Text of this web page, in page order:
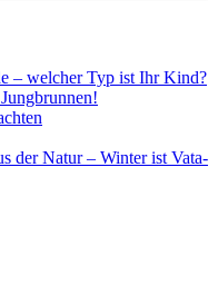
– welcher Typ ist Ihr Kind?
der Natur – Winter ist Vata-